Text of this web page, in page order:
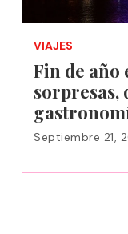
VIAJES
Fin de año
sorpresas,
Septiembre 21,